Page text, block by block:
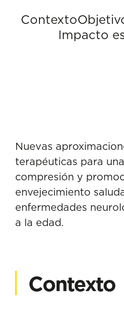
Contexto
Impacto
Nuevas
terapéuticas para
compresión y
envejecimiento
enfermedades
a la edad.
Contexto